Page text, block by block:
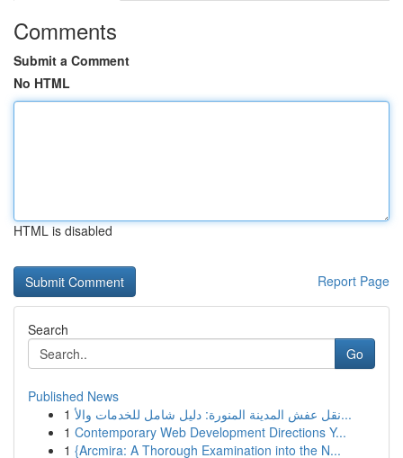
Comments
Submit a Comment
No HTML
HTML is disabled
Report Page
Search
Go
Published News
1
نقل عفش المدينة المنورة: دليل شامل للخدمات والأ...
1 Contemporary Web Development Directions Y...
1 {Arcmira: A Thorough Examination into the N...